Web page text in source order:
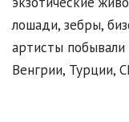
лошади, зебры,
артисты
Венгрии, Турции,